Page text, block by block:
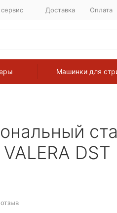
Доставка Оплата
Машинки для
DST